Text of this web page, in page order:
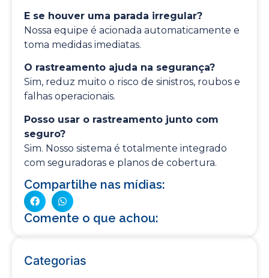
E se houver uma parada irregular?
Nossa equipe é acionada automaticamente e
toma medidas imediatas.
O rastreamento ajuda na segurança?
Sim, reduz muito o risco de sinistros, roubos e
falhas operacionais.
Posso usar o rastreamento junto com
seguro?
Sim. Nosso sistema é totalmente integrado
com seguradoras e planos de cobertura.
Compartilhe nas mídias:
Comente o que achou:
Categorias